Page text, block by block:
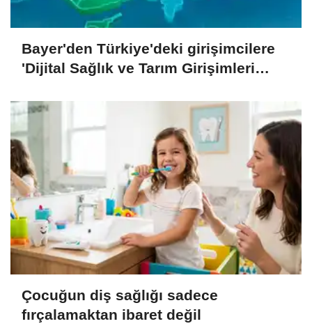
Bayer'den Türkiye'deki girişimcilere
'Dijital Sağlık ve Tarım Girişimleri
Çocuğun diş sağlığı sadece
fırçalamaktan ibaret değil